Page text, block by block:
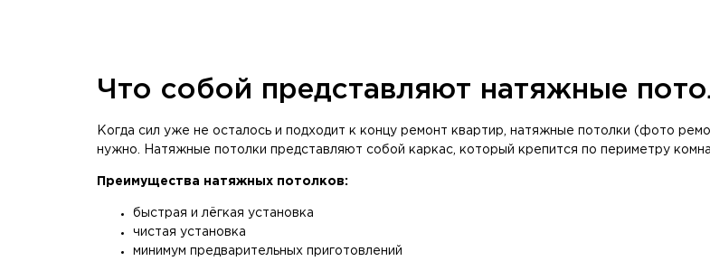
Что собой представляют натяжные
Когда сил уже не осталось и подходит к концу ремонт квартир, натяжные потолки (фото
нужно. Натяжные потолки представляют собой каркас, который крепится по периметру
Преимущества натяжных потолков:
быстрая и лёгкая установка
чистая установка
минимум предварительных приготовлений